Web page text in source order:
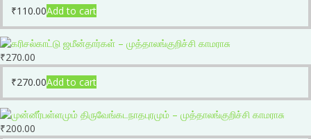
₹110.00Add to cart
₹270.00
₹270.00Add to cart
₹200.00